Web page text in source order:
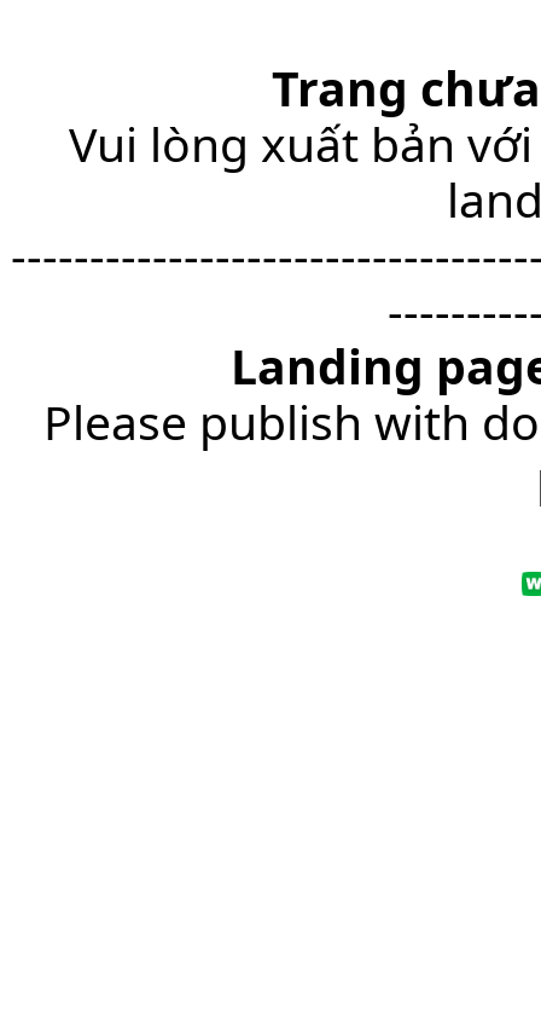
Trang
Vui lòng xuất bản
Landing
Please publish with